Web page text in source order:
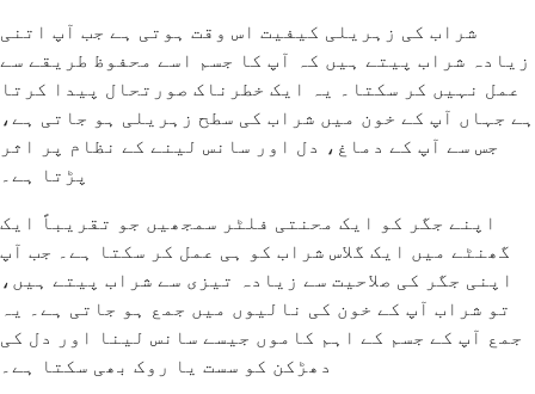
شراب کی زہریلی کیفیت اس وقت ہوتی ہے جب آپ اتنی
زیادہ شراب پیتے ہیں کہ آپ کا جسم اسے محفوظ طریقے سے
عمل نہیں کر سکتا۔ یہ ایک خطرناک صورتحال پیدا کرتا
ہے جہاں آپ کے خون میں شراب کی سطح زہریلی ہو جاتی ہے،
جس سے آپ کے دماغ، دل اور سانس لینے کے نظام پر اثر
پڑتا ہے۔
اپنے جگر کو ایک محنتی فلٹر سمجھیں جو تقریباً ایک
گھنٹے میں ایک گلاس شراب کو ہی عمل کر سکتا ہے۔ جب آپ
اپنی جگر کی صلاحیت سے زیادہ تیزی سے شراب پیتے ہیں،
تو شراب آپ کے خون کی نالیوں میں جمع ہو جاتی ہے۔ یہ
جمع آپ کے جسم کے اہم کاموں جیسے سانس لینا اور دل کی
دھڑکن کو سست یا روک بھی سکتا ہے۔